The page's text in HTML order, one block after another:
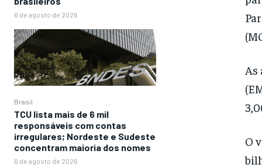
6 de agosto de 2026
Brasil
TCU lista mais de 6 mil
responsáveis com contas
irregulares; Nordeste e Sudeste
concentram maioria dos nomes
6 de agosto de 2026
As
O